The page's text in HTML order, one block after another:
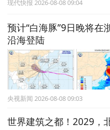
现代快报 2026-08-08 09:04
预计“白海豚”9日晚将在
沿海登陆
央视新闻 2026-08-08 09:03
世界建筑之都！2029，